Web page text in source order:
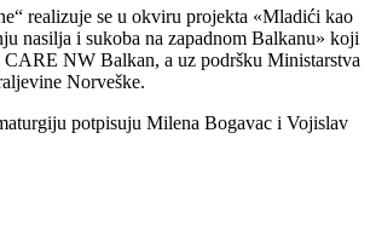
realizuje se u okviru projekta «Mladići kao
nasilja i sukoba na zapadnom Balkanu» koji
CARE NW Balkan, a uz podršku Ministarstva
Norveške.
potpisuju Milena Bogavac i Vojislav